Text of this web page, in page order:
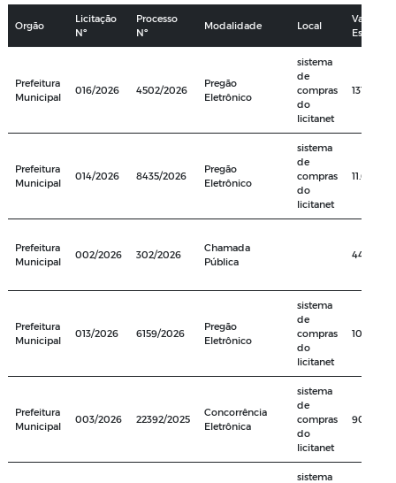
Orgão
Licitação
Nº
Processo
Nº
Modalidade Local
Valor
Estimado
Prefeitura
Municipal
016/2026 4502/2026
Pregão
Eletrônico
sistema
de
compras
do
licitanet
Prefeitura
Municipal
014/2026 8435/2026
Pregão
Eletrônico
sistema
de
compras
do
licitanet
Prefeitura
Municipal
002/2026 302/2026
Chamada
Pública
Prefeitura
Municipal
013/2026 6159/2026
Pregão
Eletrônico
sistema
de
compras
do
licitanet
Prefeitura
Municipal
003/2026 22392/2025
Concorrência
Eletrônica
sistema
de
compras
do
licitanet
sistema